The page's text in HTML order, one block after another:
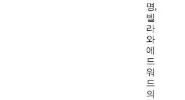
명,
벨
라
와
에
드
워
드
의